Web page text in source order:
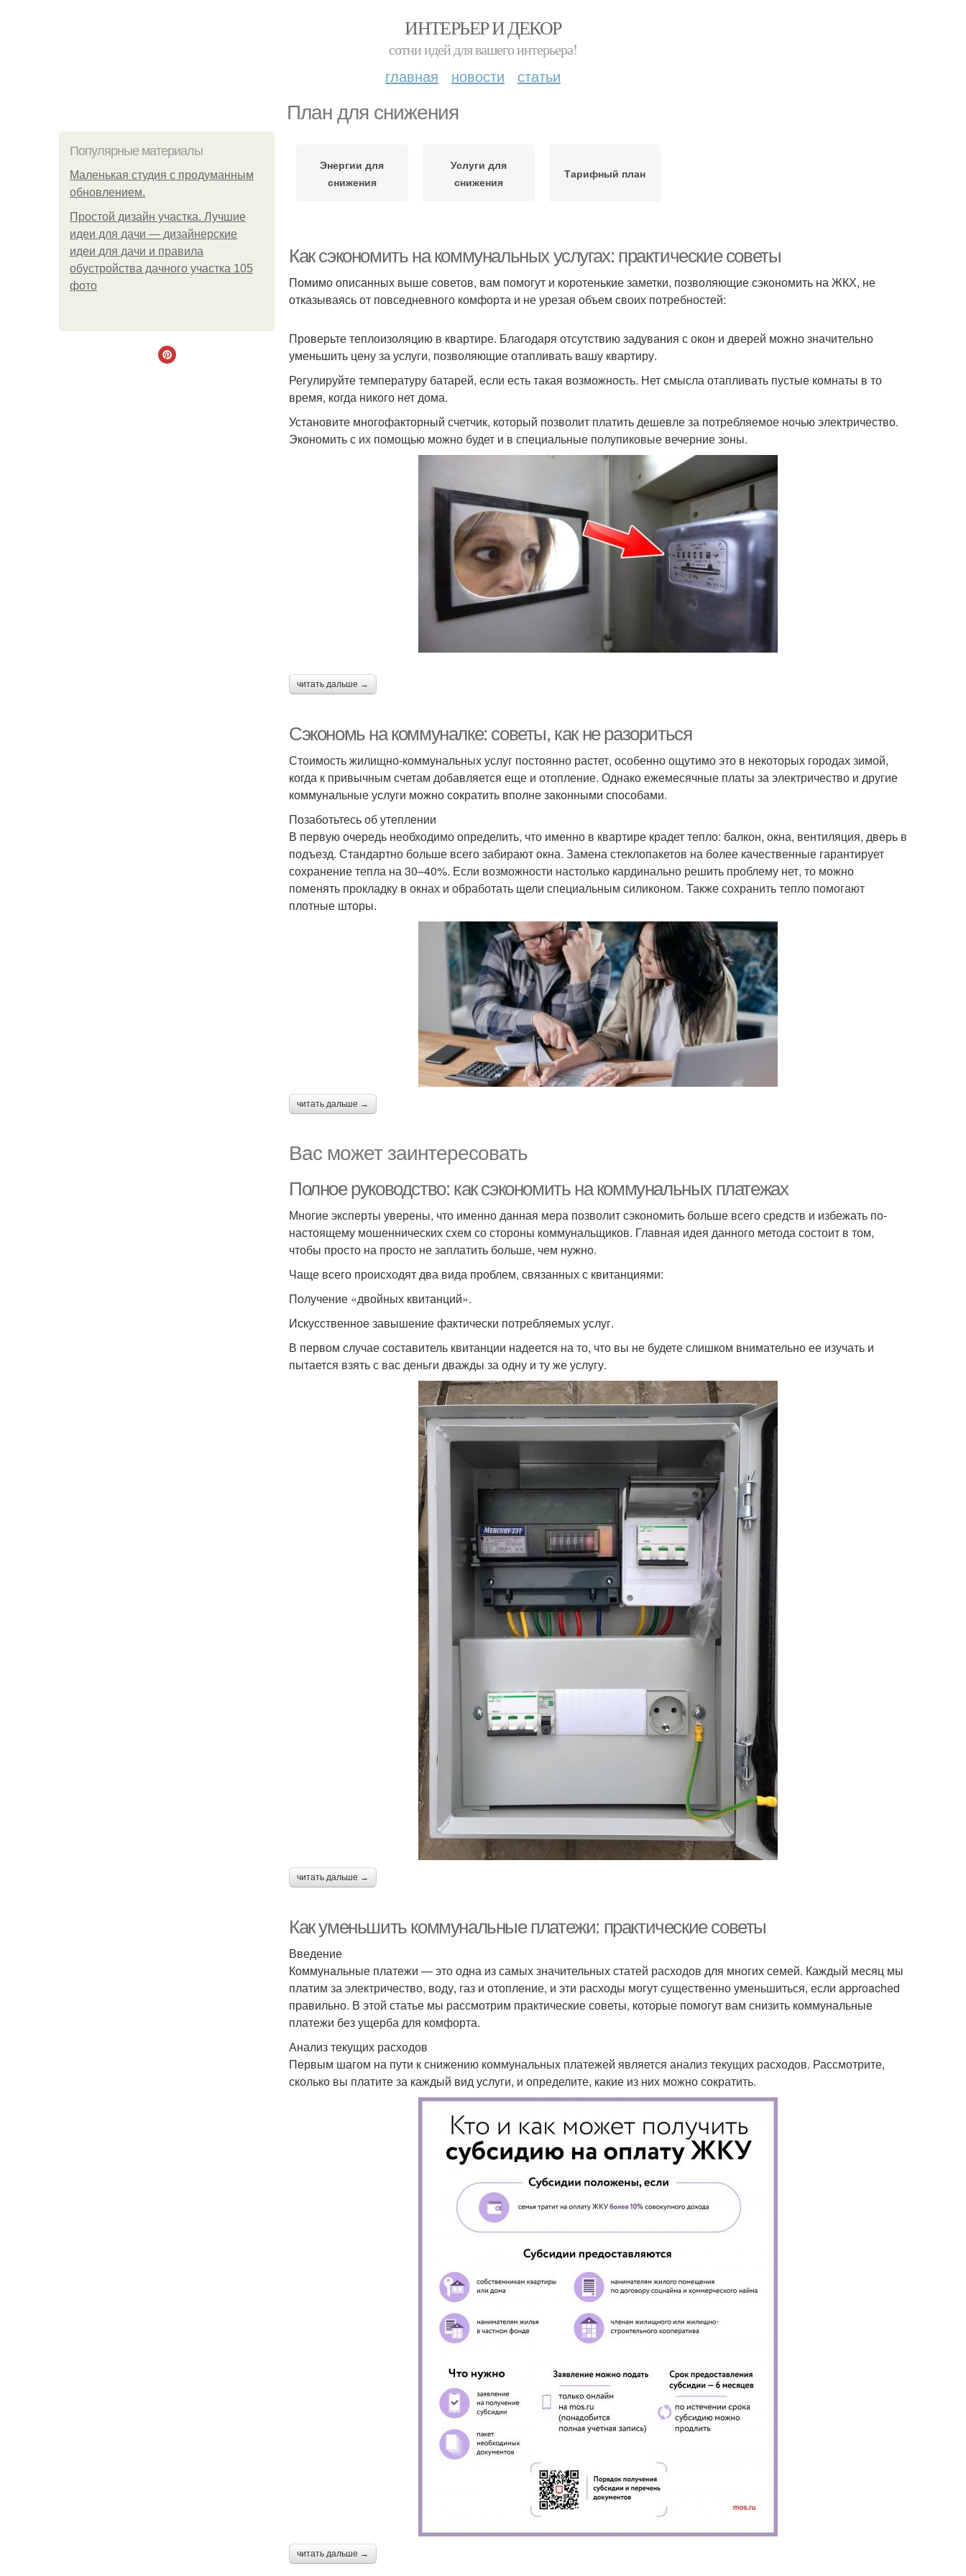
ИНТЕРЬЕР И ДЕКОР
сотни идей для вашего интерьера!
главная новости статьи
План для снижения
Популярные материалы
Маленькая студия с продуманным
обновлением.
Простой дизайн участка. Лучшие
идеи для дачи — дизайнерские
идеи для дачи и правила
обустройства дачного участка 105
фото
Энергии для
снижения
Услуги для
снижения
Тарифный план
Как сэкономить на коммунальных услугах: практические советы
Помимо описанных выше советов, вам помогут и коротенькие заметки, позволяющие сэкономить на ЖКХ, не
отказываясь от повседневного комфорта и не урезая объем своих потребностей:
Проверьте теплоизоляцию в квартире. Благодаря отсутствию задувания с окон и дверей можно значительно
уменьшить цену за услуги, позволяющие отапливать вашу квартиру.
Регулируйте температуру батарей, если есть такая возможность. Нет смысла отапливать пустые комнаты в то
время, когда никого нет дома.
Установите многофакторный счетчик, который позволит платить дешевле за потребляемое ночью электричество.
Экономить с их помощью можно будет и в специальные полупиковые вечерние зоны.
читать дальше →
Сэкономь на коммуналке: советы, как не разориться
Стоимость жилищно-коммунальных услуг постоянно растет, особенно ощутимо это в некоторых городах зимой,
когда к привычным счетам добавляется еще и отопление. Однако ежемесячные платы за электричество и другие
коммунальные услуги можно сократить вполне законными способами.
Позаботьтесь об утеплении
В первую очередь необходимо определить, что именно в квартире крадет тепло: балкон, окна, вентиляция, дверь в
подъезд. Стандартно больше всего забирают окна. Замена стеклопакетов на более качественные гарантирует
сохранение тепла на 30–40%. Если возможности настолько кардинально решить проблему нет, то можно
поменять прокладку в окнах и обработать щели специальным силиконом. Также сохранить тепло помогают
плотные шторы.
читать дальше →
Вас может заинтересовать
Полное руководство: как сэкономить на коммунальных платежах
Многие эксперты уверены, что именно данная мера позволит сэкономить больше всего средств и избежать по-
настоящему мошеннических схем со стороны коммунальщиков. Главная идея данного метода состоит в том,
чтобы просто на просто не заплатить больше, чем нужно.
Чаще всего происходят два вида проблем, связанных с квитанциями:
Получение «двойных квитанций».
Искусственное завышение фактически потребляемых услуг.
В первом случае составитель квитанции надеется на то, что вы не будете слишком внимательно ее изучать и
пытается взять с вас деньги дважды за одну и ту же услугу.
читать дальше →
Как уменьшить коммунальные платежи: практические советы
Введение
Коммунальные платежи — это одна из самых значительных статей расходов для многих семей. Каждый месяц мы
платим за электричество, воду, газ и отопление, и эти расходы могут существенно уменьшиться, если approached
правильно. В этой статье мы рассмотрим практические советы, которые помогут вам снизить коммунальные
платежи без ущерба для комфорта.
Анализ текущих расходов
Первым шагом на пути к снижению коммунальных платежей является анализ текущих расходов. Рассмотрите,
сколько вы платите за каждый вид услуги, и определите, какие из них можно сократить.
читать дальше →